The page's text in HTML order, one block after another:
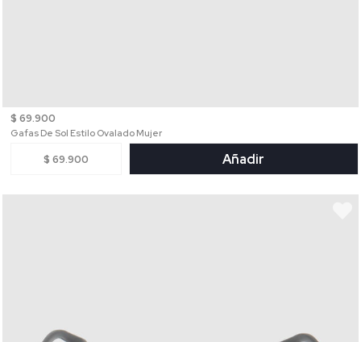
$ 69.900
Gafas De Sol Estilo Ovalado Mujer
$ 69.900 Añadir